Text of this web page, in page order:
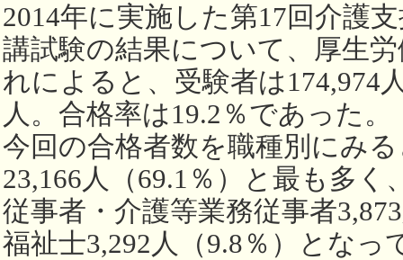
2014年に実施した第17回介護
講試験の結果について、厚生
れによると、受験者は174,974
人。合格率は19.2％であった。
今回の合格者数を職種別にみ
23,166人（69.1％）と最も多く
従事者・介護等業務従事者
福祉士3,292人（9.8％）となっ